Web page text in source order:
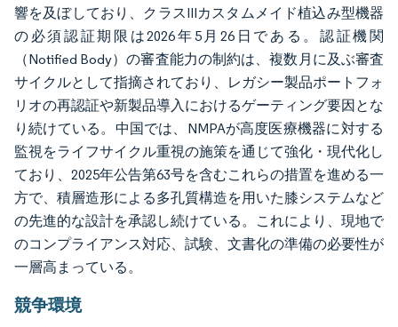
響を及ぼしており、クラスIIIカスタムメイド植込み型機器
の必須認証期限は2026年5月26日である。認証機関
（Notified Body）の審査能力の制約は、複数月に及ぶ審査
サイクルとして指摘されており、レガシー製品ポートフォ
リオの再認証や新製品導入におけるゲーティング要因とな
り続けている。中国では、NMPAが高度医療機器に対する
監視をライフサイクル重視の施策を通じて強化・現代化し
ており、2025年公告第63号を含むこれらの措置を進める一
方で、積層造形による多孔質構造を用いた膝システムなど
の先進的な設計を承認し続けている。これにより、現地で
のコンプライアンス対応、試験、文書化の準備の必要性が
一層高まっている。
競争環境